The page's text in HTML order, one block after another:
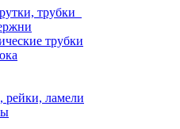
трубки
трубки
рейки, ламели